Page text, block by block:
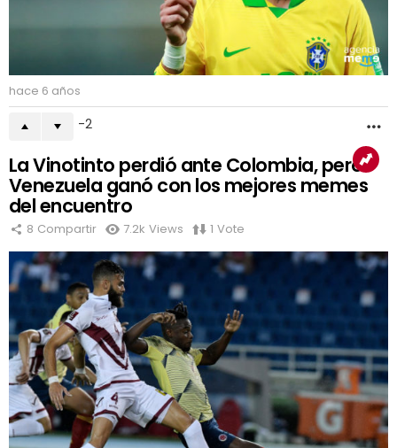
hace 6 años
-2
La Vinotinto perdió ante Colombia, pero
Venezuela ganó con los mejores memes
del encuentro
8 Compartir 7.2k Views 1 Vote